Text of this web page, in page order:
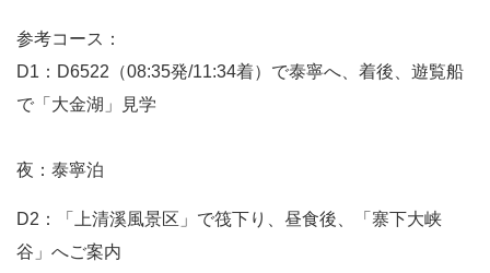
参考コース：
D1：D6522（08:35発/11:34着）で泰寧へ、着後、遊覧船
で「大金湖」見学
夜：泰寧泊
D2：「上清溪風景区」で筏下り、昼食後、「寨下大峡
谷」へご案内